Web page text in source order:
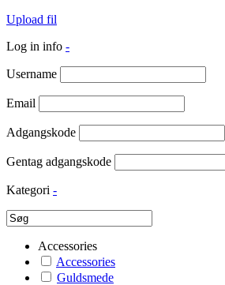
Upload fil
Log in info -
Username
Email
Adgangskode
Gentag adgangskode
Kategori -
Accessories
Accessories
Guldsmede